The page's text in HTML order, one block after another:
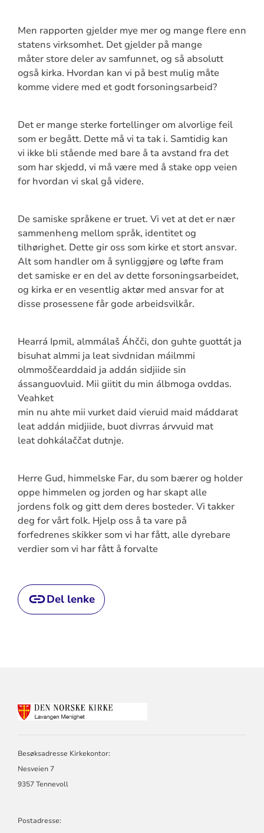
Men rapporten gjelder mye mer og mange flere enn
statens virksomhet. Det gjelder på mange
måter store deler av samfunnet, og så absolutt
også kirka. Hvordan kan vi på best mulig måte
komme videre med et godt forsoningsarbeid?
Det er mange sterke fortellinger om alvorlige feil
som er begått. Dette må vi ta tak i. Samtidig kan
vi ikke bli stående med bare å ta avstand fra det
som har skjedd, vi må være med å stake opp veien
for hvordan vi skal gå videre.
De samiske språkene er truet. Vi vet at det er nær
sammenheng mellom språk, identitet og
tilhørighet. Dette gir oss som kirke et stort ansvar.
Alt som handler om å synliggjøre og løfte fram
det samiske er en del av dette forsoningsarbeidet,
og kirka er en vesentlig aktør med ansvar for at
disse prosessene får gode arbeidsvilkår.
Hearrá Ipmil, almmálaš Áhčči, don guhte guottát ja
bisuhat almmi ja leat sivdnidan máilmmi
olmmoščearddaid ja addán sidjiide sin
ássanguovluid. Mii giitit du min álbmoga ovddas.
Veahket
min nu ahte mii vurket daid vieruid maid máddarat
leat addán midjiide, buot divrras árvvuid mat
leat dohkálaččat dutnje.
Herre Gud, himmelske Far, du som bærer og holder
oppe himmelen og jorden og har skapt alle
jordens folk og gitt dem deres bosteder. Vi takker
deg for vårt folk. Hjelp oss å ta vare på
forfedrenes skikker som vi har fått, alle dyrebare
verdier som vi har fått å forvalte
Del lenke
Besøksadresse Kirkekontor:
Nesveien 7
9357 Tennevoll
Postadresse: